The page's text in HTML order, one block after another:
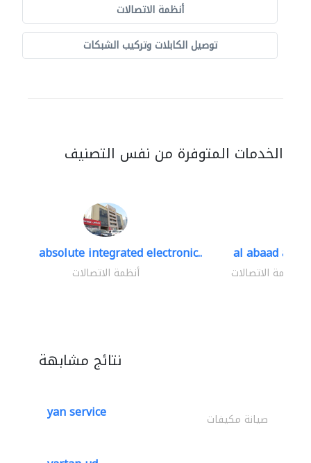
أنظمة الاتصالات
توصيل الكابلات وتركيب الشبكات
الخدمات المتوفرة من نفس التصنيف
absolute integrated electronic..
أنظمة الاتصالات
al abaad al..
أنظمة الاتصالات
نتائج مشابهة
yan service صيانة مكيفات